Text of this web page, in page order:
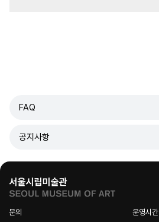
FAQ
공지사항
문의
운영시간